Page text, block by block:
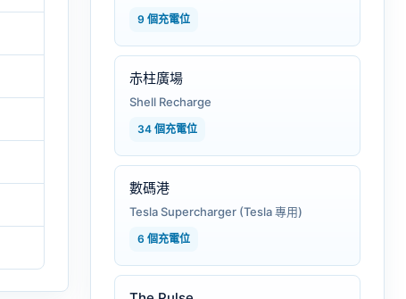
9 個充電位
赤柱廣場
Shell Recharge
34 個充電位
數碼港
Tesla Supercharger (Tesla 專用)
6 個充電位